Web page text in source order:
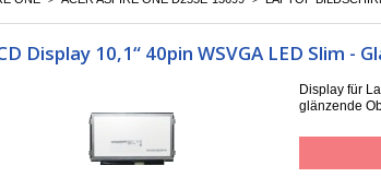
Display 10,1“ 40pin WSVGA LED Slim -
Display für
glänzende